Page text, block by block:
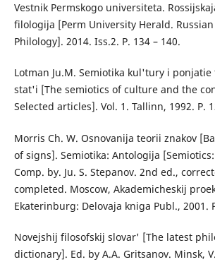
Vestnik Permskogo universiteta.
filologija [Perm University Herald.
Philology]. 2014. Iss.2. P. 134 – 140.
Lotman Ju.M. Semiotika kul'tury i
stat'i [The semiotics of culture and the
Selected articles]. Vol. 1. Tallinn, 1992. P.
Morris Ch. W. Osnovanija teorii znakov
of signs]. Semiotika: Antologija
Comp. by. Ju. S. Stepanov. 2nd ed.,
completed. Moscow, Akademicheskij
Ekaterinburg: Delovaja kniga Publ., 2001.
Novejshij filosofskij slovar' [The latest
dictionary]. Ed. by A.A. Gritsanov. Minsk,